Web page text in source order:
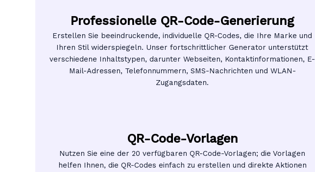
Professionelle QR-Code-Generierung
Erstellen Sie beeindruckende, individuelle QR-Codes, die Ihre Marke und
Ihren Stil widerspiegeln. Unser fortschrittlicher Generator unterstützt
verschiedene Inhaltstypen, darunter Webseiten, Kontaktinformationen, E-
Mail-Adressen, Telefonnummern, SMS-Nachrichten und WLAN-
Zugangsdaten.
QR-Code-Vorlagen
Nutzen Sie eine der 20 verfügbaren QR-Code-Vorlagen; die Vorlagen
helfen Ihnen, die QR-Codes einfach zu erstellen und direkte Aktionen